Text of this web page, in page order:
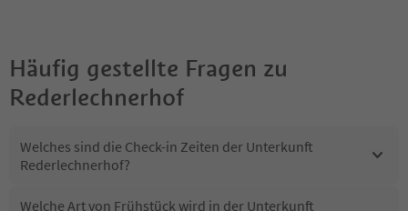
Häufig gestellte Fragen zu
Rederlechnerhof
Welches sind die Check-in Zeiten der Unterkunft
Rederlechnerhof?
Welche Art von Frühstück wird in der Unterkunft